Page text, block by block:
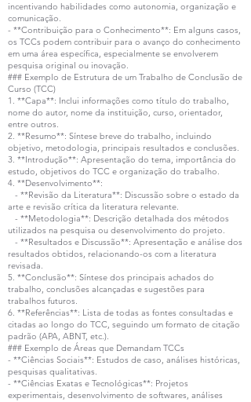
incentivando habilidades como autonomia, organização e
comunicação.
- **Contribuição para o Conhecimento**: Em alguns casos,
os TCCs podem contribuir para o avanço do conhecimento
em uma área específica, especialmente se envolverem
pesquisa original ou inovação.
### Exemplo de Estrutura de um Trabalho de Conclusão de
Curso (TCC)
1. **Capa**: Inclui informações como título do trabalho,
nome do autor, nome da instituição, curso, orientador,
entre outros.
2. **Resumo**: Síntese breve do trabalho, incluindo
objetivo, metodologia, principais resultados e conclusões.
3. **Introdução**: Apresentação do tema, importância do
estudo, objetivos do TCC e organização do trabalho.
4. **Desenvolvimento**:
- **Revisão da Literatura**: Discussão sobre o estado da
arte e revisão crítica da literatura relevante.
- **Metodologia**: Descrição detalhada dos métodos
utilizados na pesquisa ou desenvolvimento do projeto.
- **Resultados e Discussão**: Apresentação e análise dos
resultados obtidos, relacionando-os com a literatura
revisada.
5. **Conclusão**: Síntese dos principais achados do
trabalho, conclusões alcançadas e sugestões para
trabalhos futuros.
6. **Referências**: Lista de todas as fontes consultadas e
citadas ao longo do TCC, seguindo um formato de citação
padrão (APA, ABNT, etc.).
### Exemplo de Áreas que Demandam TCCs
- **Ciências Sociais**: Estudos de caso, análises históricas,
pesquisas qualitativas.
- **Ciências Exatas e Tecnológicas**: Projetos
experimentais, desenvolvimento de softwares, análises